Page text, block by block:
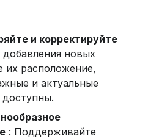
и корректируйте
добавления новых
их расположение,
и актуальные
доступны.
: Поддерживайте